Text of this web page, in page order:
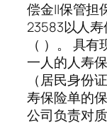
偿金||保管担
23583以人
（ ）。 具
一人的人寿
（居民身份
寿保险单的
公司负责对